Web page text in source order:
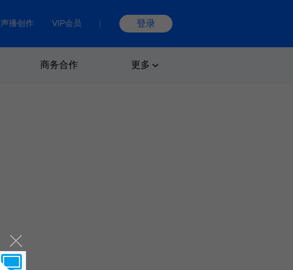
声播创作 VIP会员 登录
商务合作 更多